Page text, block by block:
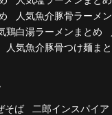
人気魚介豚骨ラーメ
鶏白湯ラーメンまとめ
人気魚介豚骨つけ麺ま
そば 二郎インスパイア